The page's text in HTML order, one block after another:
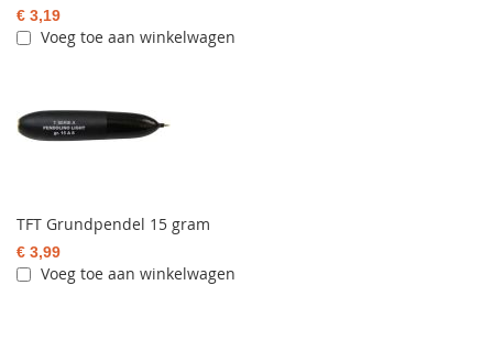
€ 3,19
Voeg toe aan winkelwagen
TFT Grundpendel 15 gram
€ 3,99
Voeg toe aan winkelwagen